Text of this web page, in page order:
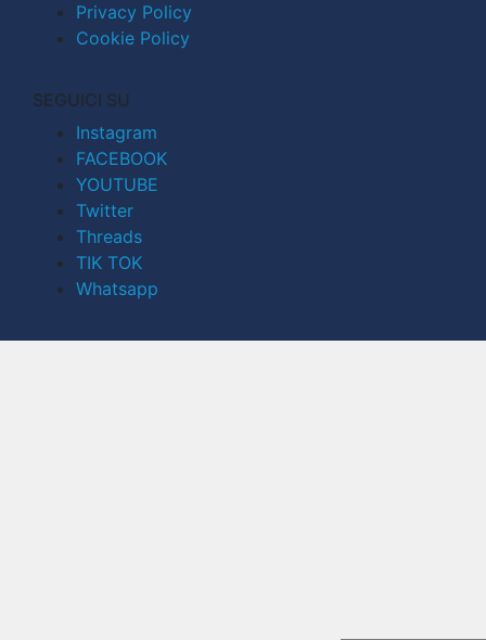
Privacy Policy
Cookie Policy
SEGUICI SU
Instagram
FACEBOOK
YOUTUBE
Twitter
Threads
TIK TOK
Whatsapp